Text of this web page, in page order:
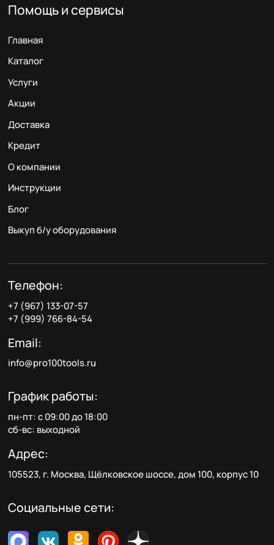
Помощь и сервисы
Главная
Каталог
Услуги
Акции
Доставка
Кредит
О компании
Инструкции
Блог
Выкуп б/у оборудования
Телефон:
+7 (967) 133-07-57
+7 (999) 766-84-54
Email:
info@pro100tools.ru
График работы:
пн-пт: с 09:00 до 18:00
сб-вс: выходной
Адрес:
105523, г. Москва, Щёлковское шоссе, дом 100, корпус 10
Социальные сети: